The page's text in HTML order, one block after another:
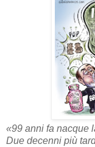
«99 anni fa nacque
Due decenni più